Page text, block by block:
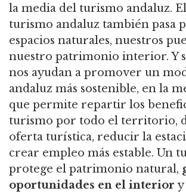
la media del turismo andaluz.
turismo andaluz también pasa
espacios naturales, nuestros
nuestro patrimonio interior. Y
nos ayudan a promover un
andaluz más sostenible, en la
que permite repartir los
turismo por todo el territorio,
oferta turística, reducir la
crear empleo más estable. Un
protege el patrimonio natural,
oportunidades en el interior y